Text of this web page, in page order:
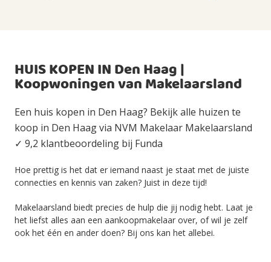
HUIS KOPEN IN Den Haag |
Koopwoningen van Makelaarsland
Een huis kopen in Den Haag? Bekijk alle huizen te
koop in Den Haag via NVM Makelaar Makelaarsland
✓ 9,2 klantbeoordeling bij Funda
Hoe prettig is het dat er iemand naast je staat met de juiste
connecties en kennis van zaken? Juist in deze tijd!
Makelaarsland biedt precies de hulp die jij nodig hebt. Laat je
het liefst alles aan een aankoopmakelaar over, of wil je zelf
ook het één en ander doen? Bij ons kan het allebei.